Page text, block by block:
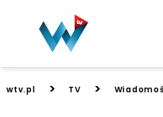
wtv.pl > TV >